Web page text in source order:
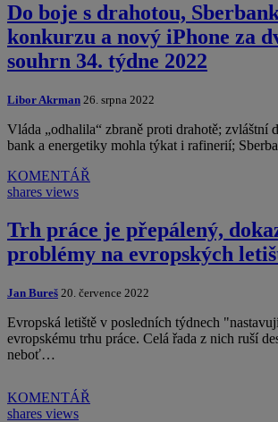
Do boje s drahotou,
konkurzu a nový iPhone za
souhrn 34. týdne 2022
Libor Akrman 26. srpna 2022
Vláda „odhalila“ zbraně proti drahotě; zvláštní
bank a energetiky mohla týkat i rafinerií;
KOMENTÁŘ
shares views
Trh práce je přepálený,
problémy na evropských
Jan Bureš 20. července 2022
Evropská letiště v posledních týdnech
evropskému trhu práce. Celá řada z nich ruší
neboť…
KOMENTÁŘ
shares views